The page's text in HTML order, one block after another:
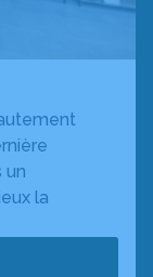
un
la